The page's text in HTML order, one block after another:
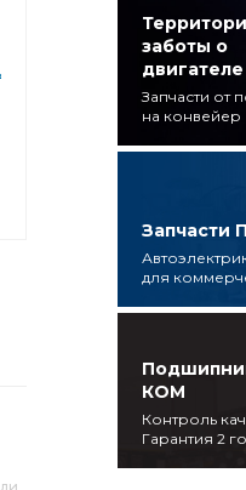
заботы о
двигателе
Запчасти от
на конвейер
Запчасти
для
КОМ
Контроль
Гарантия 2